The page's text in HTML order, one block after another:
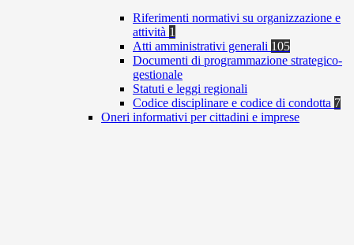
Riferimenti normativi su organizzazione e
attività 1
Atti amministrativi generali 105
Documenti di programmazione strategico-
gestionale
Statuti e leggi regionali
Codice disciplinare e codice di condotta 7
Oneri informativi per cittadini e imprese